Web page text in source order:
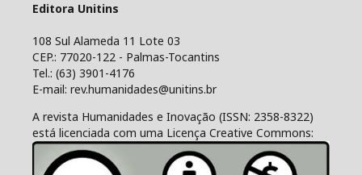
Editora Unitins
108 Sul Alameda 11 Lote 03
CEP.: 77020-122 - Palmas-Tocantins
Tel.: (63) 3901-4176
E-mail: rev.humanidades@unitins.br
A revista Humanidades e Inovação (ISSN: 2358-8322)
está licenciada com uma Licença Creative Commons: